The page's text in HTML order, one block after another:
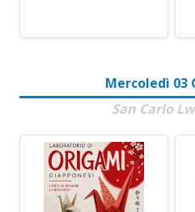
Mercoledì 03
San Carlo